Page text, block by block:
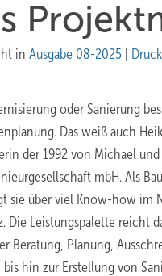
in Ausgabe 08-2025
oder Sanierung
Das weiß auch
der 1992 von Michael
mbH. Als
sie über viel Know-how im
Die Leistungspalette reicht
Beratung, Planung,
hin zur Erstellung von